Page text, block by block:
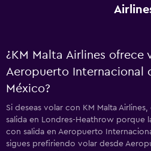
¿KM Malta Airlines ofrece
Aeropuerto Internacional
México?
Si deseas volar con KM Malta
salida en Londres-Heathrow porque
con salida en Aeropuerto
sigues prefiriendo volar desde